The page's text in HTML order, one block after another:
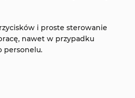
i proste sterowanie
nawet w przypadku
personelu.